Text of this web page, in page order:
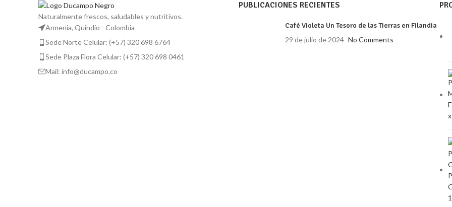
Naturalmente frescos, saludables y nutritivos.
Armenia, Quindío - Colombia
Sede Norte Celular: (+57) 320 698 6764
Sede Plaza Flora Celular: (+57) 320 698 0461
Mail: info@ducampo.co
PUBLICACIONES RECIENTES
Café Violeta Un Tesoro de las Tierras en Filandia
29 de julio de 2024 No Comments